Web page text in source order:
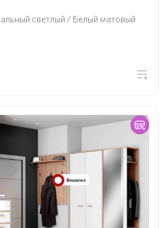
светлый / Белый матовый